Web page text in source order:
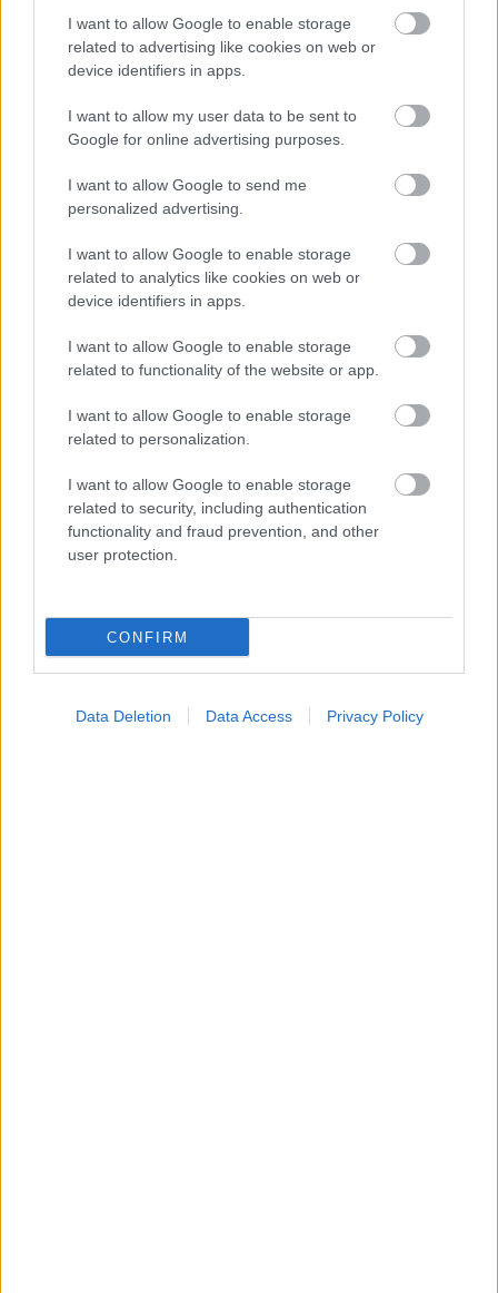
I want to allow Google to enable storage
related to advertising like cookies on web or
device identifiers in apps.
I want to allow my user data to be sent to
Google for online advertising purposes.
I want to allow Google to send me
personalized advertising.
I want to allow Google to enable storage
related to analytics like cookies on web or
device identifiers in apps.
I want to allow Google to enable storage
related to functionality of the website or app.
I want to allow Google to enable storage
related to personalization.
I want to allow Google to enable storage
related to security, including authentication
functionality and fraud prevention, and other
user protection.
CONFIRM
Data Deletion Data Access Privacy Policy